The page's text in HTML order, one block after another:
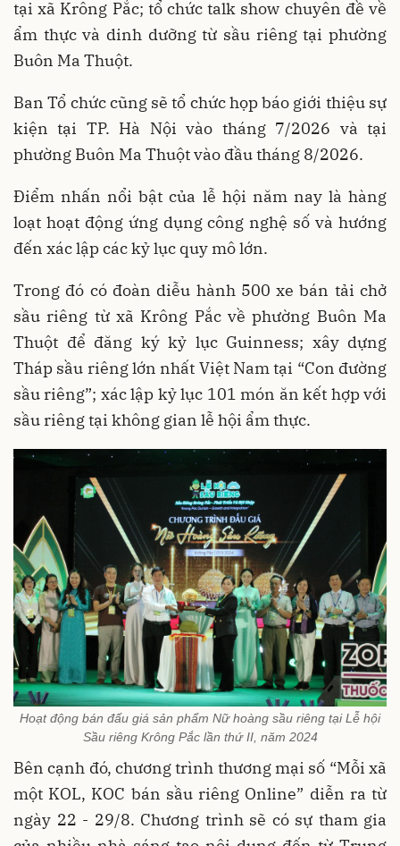
tại xã Krông Pắc; tổ chức talk show chuyên đề về
ẩm thực và dinh dưỡng từ sầu riêng tại phường
Buôn Ma Thuột.
Ban Tổ chức cũng sẽ tổ chức họp báo giới thiệu sự
kiện tại TP. Hà Nội vào tháng 7/2026 và tại
phường Buôn Ma Thuột vào đầu tháng 8/2026.
Điểm nhấn nổi bật của lễ hội năm nay là hàng
loạt hoạt động ứng dụng công nghệ số và hướng
đến xác lập các kỷ lục quy mô lớn.
Trong đó có đoàn diễu hành 500 xe bán tải chở
sầu riêng từ xã Krông Pắc về phường Buôn Ma
Thuột để đăng ký kỷ lục Guinness; xây dựng
Tháp sầu riêng lớn nhất Việt Nam tại “Con đường
sầu riêng”; xác lập kỷ lục 101 món ăn kết hợp với
sầu riêng tại không gian lễ hội ẩm thực.
Hoạt động bán đấu giá sản phẩm Nữ hoàng sầu riêng tại Lễ hội
Sầu riêng Krông Pắc lần thứ II, năm 2024
Bên cạnh đó, chương trình thương mại số “Mỗi xã
một KOL, KOC bán sầu riêng Online” diễn ra từ
ngày 22 - 29/8. Chương trình sẽ có sự tham gia